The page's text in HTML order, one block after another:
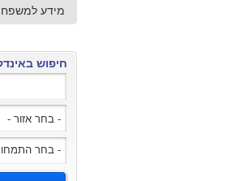
מידע
חיפוש